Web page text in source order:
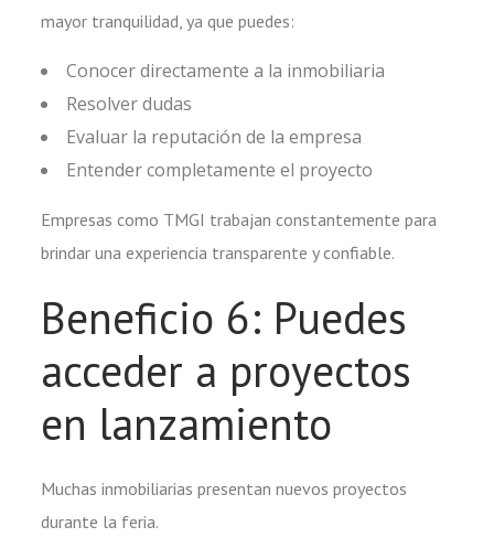
mayor tranquilidad, ya que puedes:
Conocer directamente a la inmobiliaria
Resolver dudas
Evaluar la reputación de la empresa
Entender completamente el proyecto
Empresas como TMGI trabajan constantemente para
brindar una experiencia transparente y confiable.
Beneficio 6: Puedes
acceder a proyectos
en lanzamiento
Muchas inmobiliarias presentan nuevos proyectos
durante la feria.